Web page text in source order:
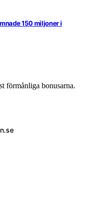
150 miljoner i
förmånliga bonusarna.